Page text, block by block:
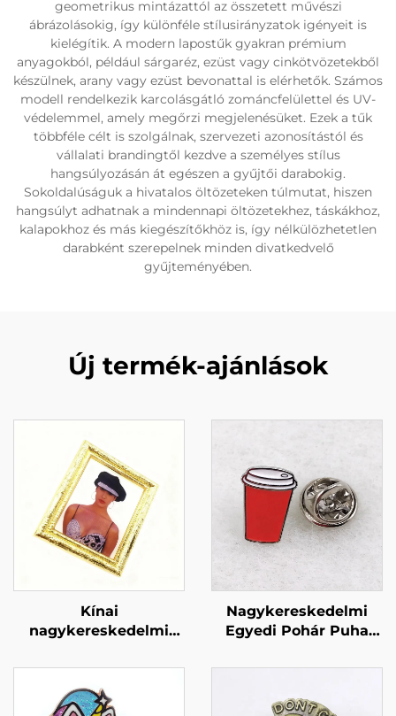
geometrikus mintázattól az összetett művészi
ábrázolásokig, így különféle stílusirányzatok igényeit is
kielégítik. A modern lapostűk gyakran prémium
anyagokból, például sárgaréz, ezüst vagy cinkötvözetekből
készülnek, arany vagy ezüst bevonattal is elérhetők. Számos
modell rendelkezik karcolásgátló zománcfelülettel és UV-
védelemmel, amely megőrzi megjelenésüket. Ezek a tűk
többféle célt is szolgálnak, szervezeti azonosítástól és
vállalati brandingtől kezdve a személyes stílus
hangsúlyozásán át egészen a gyűjtői darabokig.
Sokoldalúságuk a hivatalos öltözeteken túlmutat, hiszen
hangsúlyt adhatnak a mindennapi öltözetekhez, táskákhoz,
kalapokhoz és más kiegészítőkhöz is, így nélkülözhetetlen
darabként szerepelnek minden divatkedvelő
gyűjteményében.
Új termék-ajánlások
Kínai
nagykereskedelmi
különleges kézműves
ajándéktárgy,
jelvénycsapszéna,
Nagykereskedelmi
Egyedi Pohár Puha
Egyedi Logó
Fém Teáskanna Kitűző